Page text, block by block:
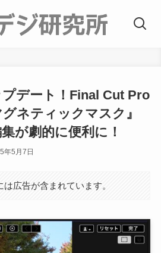
デート！Final Cut Pro
ネティックマスク』
が劇的に便利に！
年5月7日
広告が含まれています。